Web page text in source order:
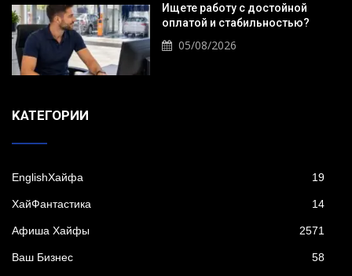
Ищете работу с достойной
оплатой и стабильностью?
05/08/2026
KАТЕГОРИИ
EnglishХайфа 19
XайФантастика 14
Афиша Хайфы 2571
Ваш Бизнес 58